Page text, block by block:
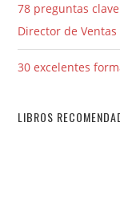
78 preguntas
Director de Ventas
30 excelentes
LIBROS